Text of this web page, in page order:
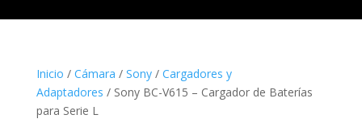
Inicio / Cámara / Sony/ Cargadores y
Adaptadores / Sony BC-V615 – Cargador de Baterías
para Serie L